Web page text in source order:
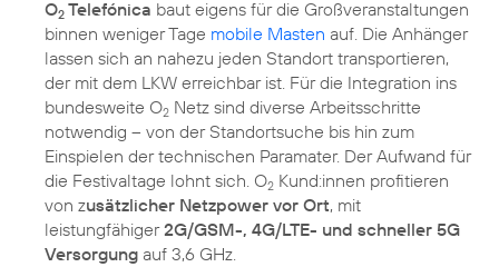
O2 Telefónica baut eigens für die Großveranstaltungen
binnen weniger Tage mobile Masten auf. Die Anhänger
lassen sich an nahezu jeden Standort transportieren,
der mit dem LKW erreichbar ist. Für die Integration ins
bundesweite O2 Netz sind diverse Arbeitsschritte
notwendig – von der Standortsuche bis hin zum
Einspielen der technischen Paramater. Der Aufwand für
die Festivaltage lohnt sich. O2 Kund:innen profitieren
von zusätzlicher Netzpower vor Ort, mit
leistungfähiger2G/GSM-, 4G/LTE- und schneller 5G
Versorgung auf 3,6 GHz.